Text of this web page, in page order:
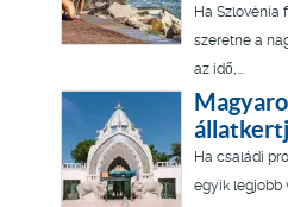
Ha Szlovénia
szeretne a
az idő,...
Ha családi
egyik legjobb